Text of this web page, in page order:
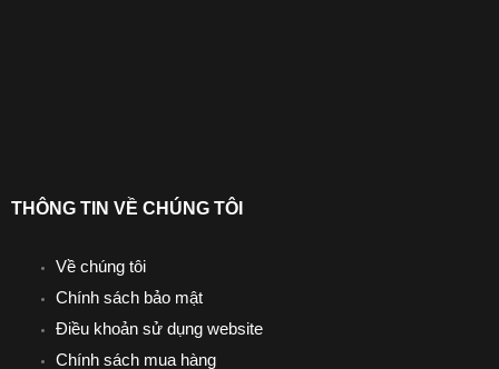
THÔNG TIN VỀ CHÚNG TÔI
Về chúng tôi
Chính sách bảo mật
Điều khoản sử dụng website
Chính sách mua hàng